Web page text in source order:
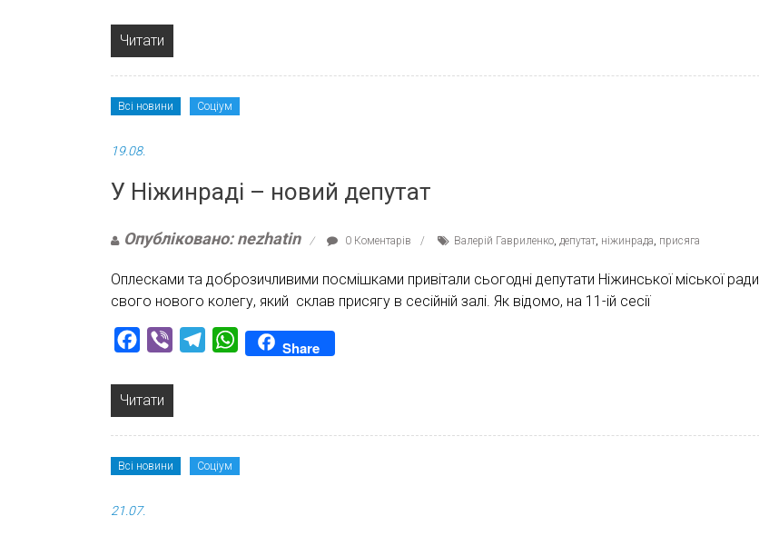
Читати
Всі новини Соціум
19.08.
У Ніжинраді – новий депутат
Опубліковано: nezhatin 0 Коментарів Валерій Гавриленко депутат ніжинрада присяга
Оплесками та доброзичливими посмішками привітали сьогодні депутати Ніжинської міської ради
свого нового колегу, який склав присягу в сесійній залі. Як відомо, на 11-ій сесії
Facebook
Viber TelegramWhatsAppShare
Читати
Всі новини Соціум
21.07.